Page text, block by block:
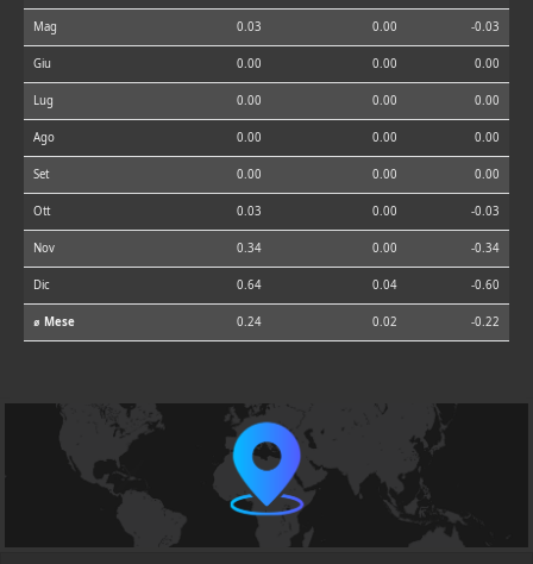
Mag 0.03 0.00 -0.03
Giu 0.00 0.00 0.00
Lug 0.00 0.00 0.00
Ago 0.00 0.00 0.00
Set 0.00 0.00 0.00
Ott 0.03 0.00 -0.03
Nov 0.34 0.00 -0.34
Dic 0.64 0.04 -0.60
⌀ Mese 0.24 0.02 -0.22